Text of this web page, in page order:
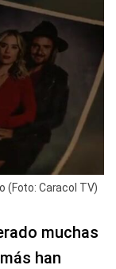
(Foto: Caracol TV)
muchas
han